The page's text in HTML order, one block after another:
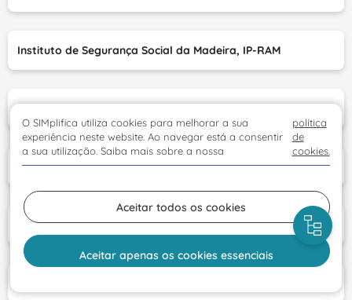
Instituto de Segurança Social da Madeira, IP-RAM
Segurança Social Direta
Atendimento e pedido de senha virtual
Consulta de estado das senhas de atendimento
O SIMplifica utiliza cookies para melhorar a sua
experiência neste website. Ao navegar está a consentir
a sua utilização. Saiba mais sobre a nossa
política
de
cookies.
Aceitar todos os cookies
Aceitar apenas os cookies essenciais